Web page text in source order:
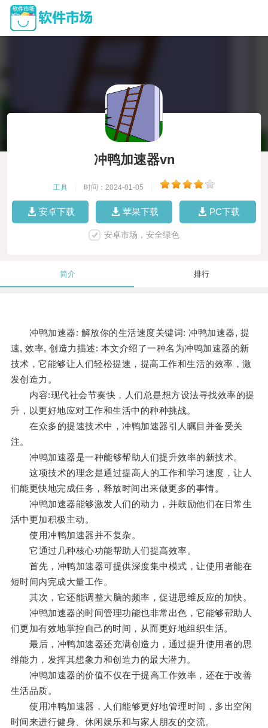
冲鸭加速器vn
工具 时间：2024-01-05
安卓下载 苹果下载 PC下载
安卓市场，安全绿色
简介 排行
冲鸭加速器: 解放你的生活速度关键词: 冲鸭加速器, 提
速, 效率, 创造力描述: 本文介绍了一种名为冲鸭加速器的新
技术，它能够让人们轻松提速，提高工作和生活的效率，激
发创造力。
内容:现代社会节奏快，人们总是想方设法寻找效率的提
升，以更好地应对工作和生活中的种种挑战。
在众多的提速技术中，冲鸭加速器引人瞩目并备受关
注。
冲鸭加速器是一种能够帮助人们提升效率的新技术。
这项技术的理念是通过提高人的工作和学习速度，让人
们能更快地完成任务，释放时间出来做更多的事情。
冲鸭加速器能够激发人们的动力，并鼓励他们在日常生
活中更加积极主动。
使用冲鸭加速器并不复杂。
它通过几种核心功能帮助人们提高效率。
首先，冲鸭加速器可提供深度集中模式，让使用者能在
短时间内完成大量工作。
其次，它还能调整大脑的频率，促进思维反应的加快。
冲鸭加速器的时间管理功能也非常出色，它能够帮助人
们更加有效地掌控自己的时间，从而更好地组织生活。
最后，冲鸭加速器还充满创造力，通过提升使用者的思
维能力，发挥其想象力和创造力的最大潜力。
冲鸭加速器的价值不仅在于提高工作效率，还在于改善
生活品质。
使用冲鸭加速器，人们能够更好地管理时间，多出空闲
时间来进行健身、休闲娱乐和与家人朋友的交流。